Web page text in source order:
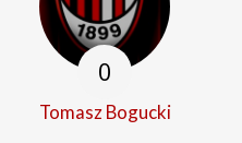
0
Tomasz Bogucki